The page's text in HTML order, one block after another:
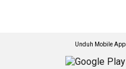
Unduh Mobile